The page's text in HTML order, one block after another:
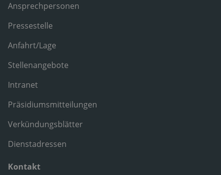
Ansprechpersonen
Pressestelle
Anfahrt/Lage
Stellenangebote
Intranet
Präsidiumsmitteilungen
Verkündungsblätter
Dienstadressen
Kontakt